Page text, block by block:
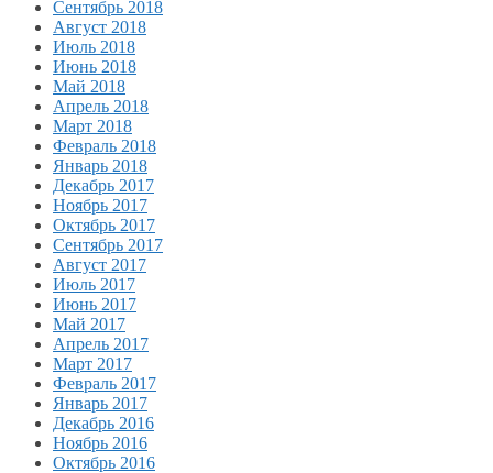
Сентябрь 2018
Август 2018
Июль 2018
Июнь 2018
Май 2018
Апрель 2018
Март 2018
Февраль 2018
Январь 2018
Декабрь 2017
Ноябрь 2017
Октябрь 2017
Сентябрь 2017
Август 2017
Июль 2017
Июнь 2017
Май 2017
Апрель 2017
Март 2017
Февраль 2017
Январь 2017
Декабрь 2016
Ноябрь 2016
Октябрь 2016